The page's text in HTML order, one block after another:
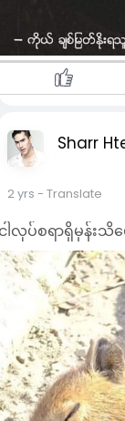
Sharr
2 yrs - Translate
ါလုပ်စရာရှိမှန်း